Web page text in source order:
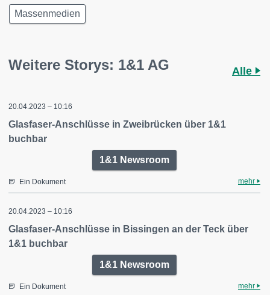
Massenmedien
Weitere Storys: 1&1 AG Alle
20.04.2023 – 10:16
Glasfaser-Anschlüsse in Zweibrücken über 1&1
buchbar
1&1 Newsroom
Ein Dokument mehr
20.04.2023 – 10:16
Glasfaser-Anschlüsse in Bissingen an der Teck über
1&1 buchbar
1&1 Newsroom
Ein Dokument mehr